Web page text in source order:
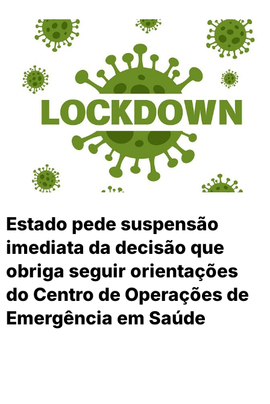
Estado pede suspensão
imediata da decisão que
obriga seguir orientações
do Centro de Operações de
Emergência em Saúde